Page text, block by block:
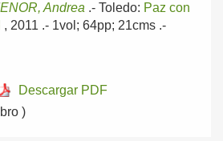
Andrea .- Toledo: Paz con
, 2011 .- 1vol; 64pp; 21cms .-
Descargar PDF
)